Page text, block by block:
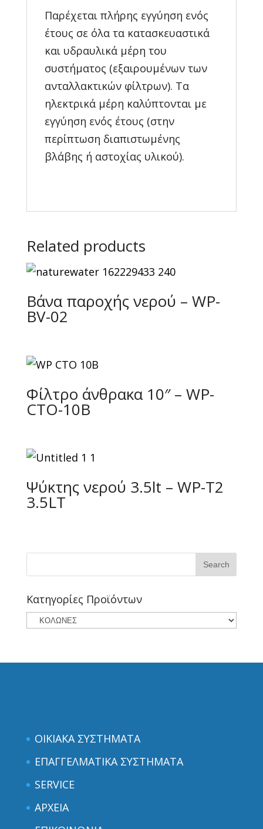
Παρέχεται πλήρης εγγύηση ενός
έτους σε όλα τα κατασκευαστικά
και υδραυλικά μέρη του
συστήματος (εξαιρουμένων των
ανταλλακτικών φίλτρων). Τα
ηλεκτρικά μέρη καλύπτονται με
εγγύηση ενός έτους (στην
περίπτωση διαπιστωμένης
βλάβης ή αστοχίας υλικού).
Related products
Βάνα παροχής νερού – WP-
BV-02
Φίλτρο άνθρακα 10″ – WP-
CTO-10B
Ψύκτης νερού 3.5lt – WP-T2
3.5LT
Κατηγορίες Προϊόντων
ΟΙΚΙΑΚΑ ΣΥΣΤΗΜΑΤΑ
ΕΠΑΓΓΕΛΜΑΤΙΚΑ ΣΥΣΤΗΜΑΤΑ
SERVICE
ΑΡΧΕΙΑ